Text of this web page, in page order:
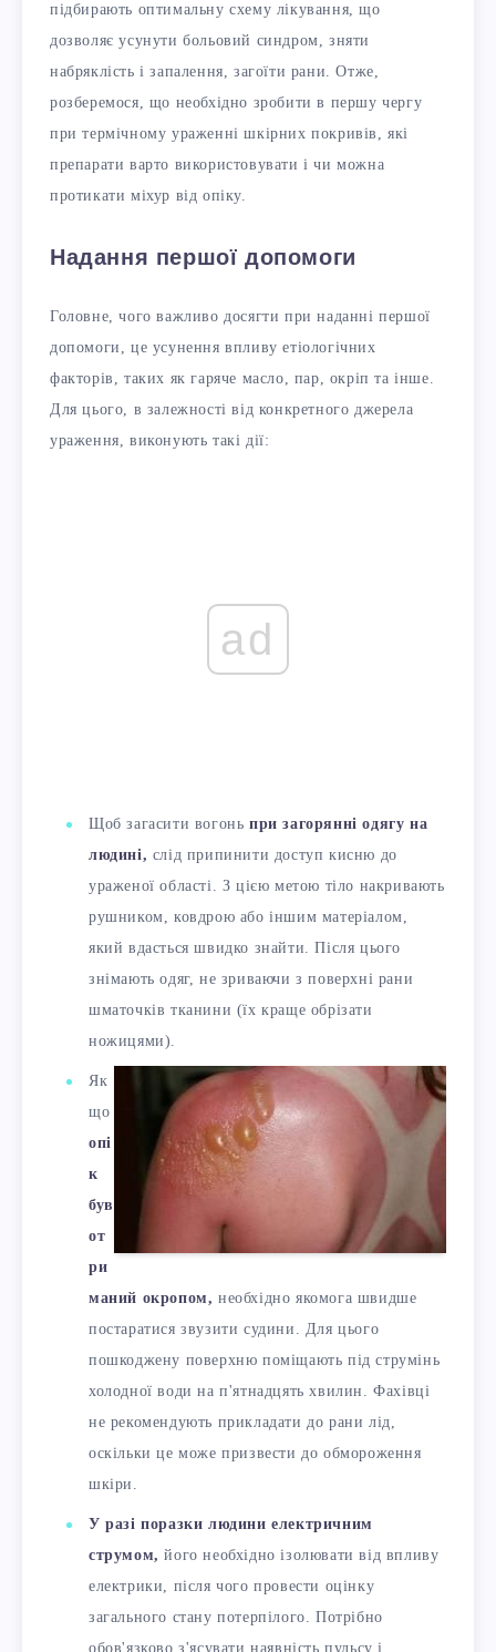
підбирають оптимальну схему лікування, що
дозволяє усунути больовий синдром, зняти
набряклість і запалення, загоїти рани. Отже,
розберемося, що необхідно зробити в першу чергу
при термічному ураженні шкірних покривів, які
препарати варто використовувати і чи можна
протикати міхур від опіку.
Надання першої допомоги
Головне, чого важливо досягти при наданні першої
допомоги, це усунення впливу етіологічних
факторів, таких як гаряче масло, пар, окріп та інше.
Для цього, в залежності від конкретного джерела
ураження, виконують такі дії:
ad
Щоб загасити вогонь при загорянні одягу на
людині, слід припинити доступ кисню до
ураженої області. З цією метою тіло накривають
рушником, ковдрою або іншим матеріалом,
який вдасться швидко знайти. Після цього
знімають одяг, не зриваючи з поверхні рани
шматочків тканини (їх краще обрізати
ножицями).
Як
що
опі
к
був
от
ри
маний окропом, необхідно якомога швидше
постаратися звузити судини. Для цього
пошкоджену поверхню поміщають під струмінь
холодної води на п'ятнадцять хвилин. Фахівці
не рекомендують прикладати до рани лід,
оскільки це може призвести до обмороження
шкіри.
У разі поразки людини електричним
струмом, його необхідно ізолювати від впливу
електрики, після чого провести оцінку
загального стану потерпілого. Потрібно
обов'язково з'ясувати наявність пульсу і